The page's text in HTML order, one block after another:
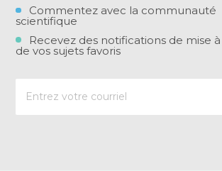
Commentez avec la communauté
scientifique
Recevez des notifications de mise
de vos sujets favoris